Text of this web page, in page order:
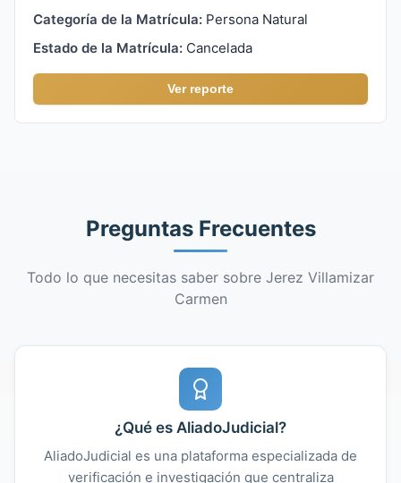
Categoría de la Matrícula: Persona Natural
Estado de la Matrícula: Cancelada
Ver reporte
Preguntas Frecuentes
Todo lo que necesitas saber sobre Jerez Villamizar
Carmen
¿Qué es AliadoJudicial?
AliadoJudicial es una plataforma especializada de
verificación e investigación que centraliza